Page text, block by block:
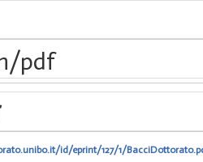
pdf
id/eprint/127/1/